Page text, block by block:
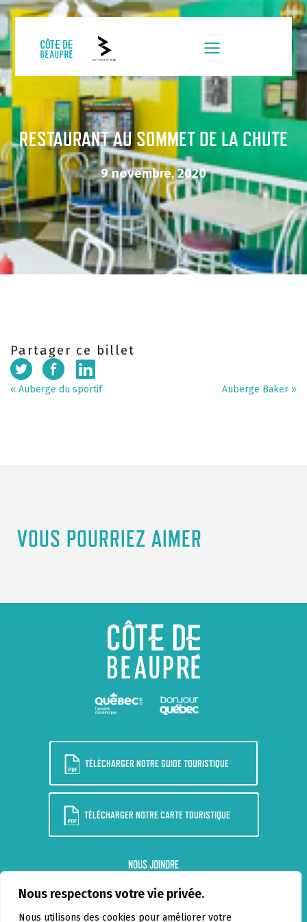
Nous respectons votre vie privée.
Nous utilisons des cookies pour améliorer votre
RESTAURANT AU SOMMET DE LA CHUTE
9 novembre, 2020
Partager ce billet
« Auberge du sportif Auberge Baker »
VOUS POURRIEZ AIMER
TÉLÉCHARGER NOTRE GUIDE TOURISTIQUE
TÉLÉCHARGER NOTRE CARTE TOURISTIQUE
NOUS JOINDRE
BLOGUE